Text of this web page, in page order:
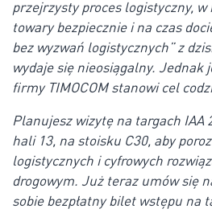
przejrzysty proces logistyczny,
towary bezpiecznie i na czas
bez wyzwań logistycznych” z
wydaje się nieosiągalny. Jednak
firmy TIMOCOM stanowi cel
Planujesz wizytę na targach IAA
hali 13, na stoisku C30, aby
logistycznych i cyfrowych
drogowym. Już teraz umów się
sobie bezpłatny bilet wstępu na